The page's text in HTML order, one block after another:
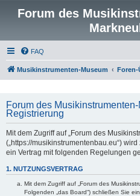
Forum des
FAQ
Musikinstrumenten-Museum Foren-
Forum des
Registrierung
Mit dem Zugriff auf „Forum des
(„https://musikinstrumentenbau.eu“)
ein Vertrag mit folgenden Regelungen
1. NUTZUNGSVERTRAG
Mit dem Zugriff auf „Forum des
Folgenden „das Board“) schließen Sie